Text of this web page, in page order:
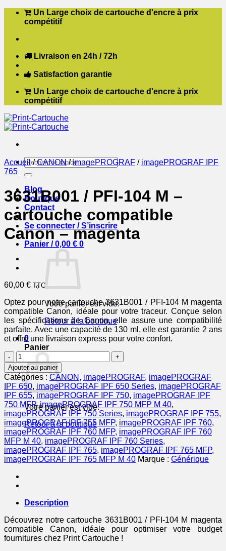
Passer Un Large choix de cartouche d'encre à prix
compétitif
Livraison en 24h / 72h
Satisfaction garantie
Un Large choix de cartouche d'encre à prix
compétitif
Recherche
pour :
Blog
Boutique
Contact
Se connecter / S’inscrire
Panier /0,00 € 0
Votre panier est vide.
Retour à la boutique
0
Panier
Votre panier est vide.
Retour à la boutique
Accueil / CANON / imagePROGRAF / imagePROGRAF IPF
765
3631B001 / PFI-104 M –
cartouche compatible
Canon – magenta
60,00 € TTC
Optez pour notre cartouche 3631B001 / PFI-104 M magenta
compatible Canon, idéale pour votre traceur. Conçue selon
les spécifications de Canon, elle assure une compatibilité
parfaite. Avec une capacité de 130 ml, elle est garantie 2 ans
et offre une livraison express pour votre confort.
quantité
de
3631B001
/
PFI-
104
M
-
cartouche
compatible
Canon
-
magenta
Ajouter au panier
Catégories : CANON , imagePROGRAF, imagePROGRAF
IPF 650, imagePROGRAF IPF 650 Series, imagePROGRAF
IPF 655,imagePROGRAF IPF 750, imagePROGRAF IPF
750 MFP,imagePROGRAF IPF 750 MFP M 40,
imagePROGRAF IPF 750 Series, imagePROGRAF IPF 755,
imagePROGRAF IPF 755 MFP, imagePROGRAF IPF 760,
imagePROGRAF IPF 760 MFP, imagePROGRAF IPF 760
MFP M 40, imagePROGRAF IPF 760 Series,
imagePROGRAF IPF 765, imagePROGRAF IPF 765 MFP,
imagePROGRAF IPF 765 MFP M 40 Marque : Générique
Description
Découvrez notre cartouche 3631B001 / PFI-104 M magenta
compatible Canon, idéale pour optimiser votre budget
fournitures chez Print Cartouche !